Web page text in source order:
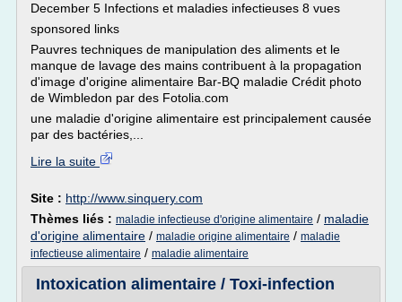
December 5 Infections et maladies infectieuses 8 vues
sponsored links
Pauvres techniques de manipulation des aliments et le
manque de lavage des mains contribuent à la propagation
d'image d'origine alimentaire Bar-BQ maladie Crédit photo
de Wimbledon par des Fotolia.com
une maladie d'origine alimentaire est principalement causée
par des bactéries,...
Lire la suite
Site : http://www.sinquery.com
Thèmes liés : maladie infectieuse d'origine alimentaire / maladie
d'origine alimentaire / maladie origine alimentaire / maladie
infectieuse alimentaire / maladie alimentaire
Intoxication alimentaire / Toxi-infection